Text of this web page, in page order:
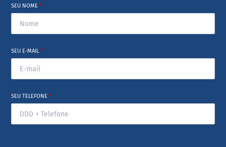
SEU NOME*
SEU E-MAIL*
SEU TELEFONE*